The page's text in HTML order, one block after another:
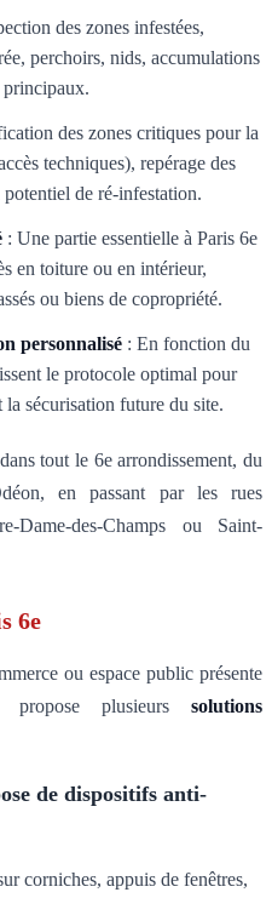
des zones infestées,
perchoirs, nids, accumulations
principaux.
des zones critiques pour la
techniques), repérage des
de ré-infestation.
: Une partie essentielle à Paris 6e
en toiture ou en intérieur,
ou biens de copropriété.
personnalisé : En fonction du
le protocole optimal pour
sécurisation future du site.
dans tout le 6e arrondissement, du
en passant par les rues
Dame-des-Champs ou Saint-
6e
ou espace public présente
propose plusieurs solutions
de dispositifs anti-
corniches, appuis de fenêtres,